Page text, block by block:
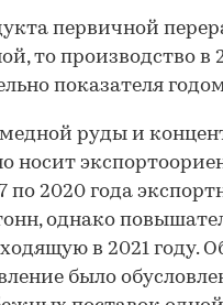
первичной
то производство в
показателя
руды и
носит
по 2020 года
однако
в 2021 году.
было